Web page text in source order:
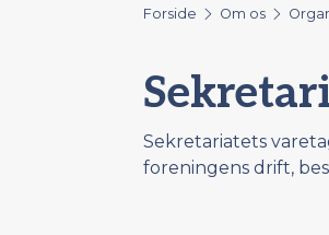
Forside Om os
Sekretariatets
foreningens drift,